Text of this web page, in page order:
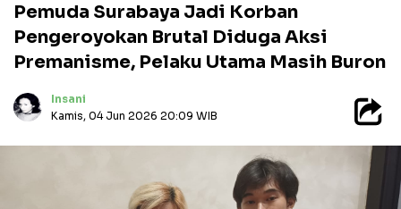
Pemuda Surabaya Jadi Korban
Pengeroyokan Brutal Diduga Aksi
Premanisme, Pelaku Utama Masih Buron
Insani
Kamis, 04 Jun 2026 20:09 WIB